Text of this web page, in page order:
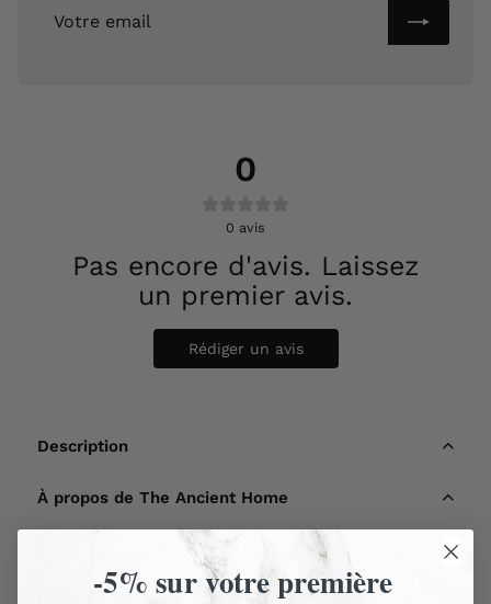
Votre
0
0 avis
Pas encore d'avis. Laissez
un premier avis.
Rédiger un avis
Description
À propos de The Ancient Home
Livraison assurée - Articles fragiles
-5% sur votre première